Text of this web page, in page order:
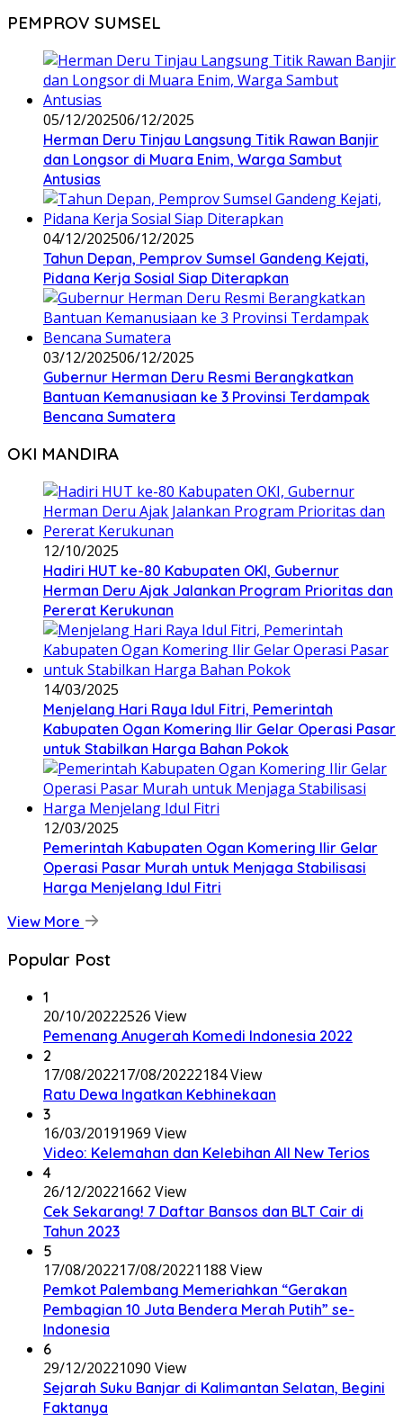
PEMPROV SUMSEL
05/12/202506/12/2025
Herman Deru Tinjau Langsung Titik Rawan Banjir
dan Longsor di Muara Enim, Warga Sambut
Antusias
04/12/202506/12/2025
Tahun Depan, Pemprov Sumsel Gandeng Kejati,
Pidana Kerja Sosial Siap Diterapkan
03/12/202506/12/2025
Gubernur Herman Deru Resmi Berangkatkan
Bantuan Kemanusiaan ke 3 Provinsi Terdampak
Bencana Sumatera
OKI MANDIRA
12/10/2025
Hadiri HUT ke-80 Kabupaten OKI, Gubernur
Herman Deru Ajak Jalankan Program Prioritas dan
Pererat Kerukunan
14/03/2025
Menjelang Hari Raya Idul Fitri, Pemerintah
Kabupaten Ogan Komering Ilir Gelar Operasi Pasar
untuk Stabilkan Harga Bahan Pokok
12/03/2025
Pemerintah Kabupaten Ogan Komering Ilir Gelar
Operasi Pasar Murah untuk Menjaga Stabilisasi
Harga Menjelang Idul Fitri
View More
Popular Post
1
20/10/20222526 View
Pemenang Anugerah Komedi Indonesia 2022
2
17/08/202217/08/20222184 View
Ratu Dewa Ingatkan Kebhinekaan
3
16/03/20191969 View
Video: Kelemahan dan Kelebihan All New Terios
4
26/12/20221662 View
Cek Sekarang! 7 Daftar Bansos dan BLT Cair di
Tahun 2023
5
17/08/202217/08/20221188 View
Pemkot Palembang Memeriahkan “Gerakan
Pembagian 10 Juta Bendera Merah Putih” se-
Indonesia
6
29/12/20221090 View
Sejarah Suku Banjar di Kalimantan Selatan, Begini
Faktanya